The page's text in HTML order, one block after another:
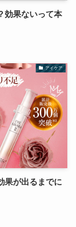
効果ないって本
アイケア
果が出るまでに